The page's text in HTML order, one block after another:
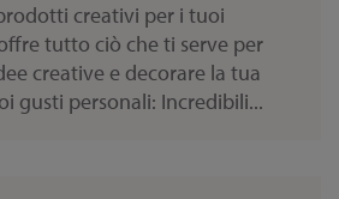
creativi per i tuoi
tutto ciò che ti serve per
creative e decorare la tua
gusti personali: Incredibili...